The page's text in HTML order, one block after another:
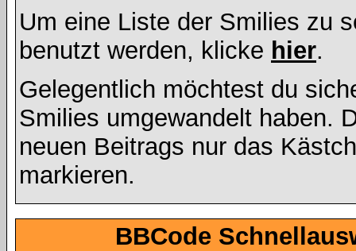
Um eine Liste der Smilies zu
benutzt werden, klicke hier.
Gelegentlich möchtest du
Smilies umgewandelt haben.
neuen Beitrags nur das
markieren.
BBCode